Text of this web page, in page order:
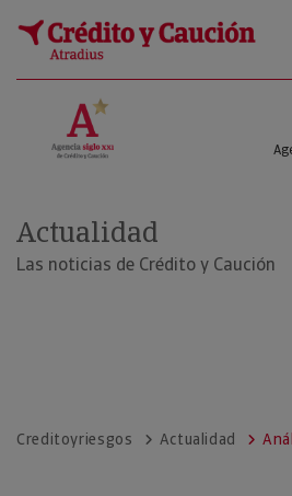
Crédito y Riesgos
Actualidad
Las noticias de Crédito y Caución
Creditoyriesgos Actualidad